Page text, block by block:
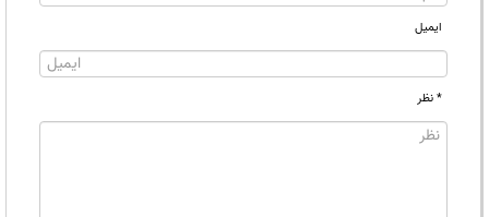
ایمیل
* نظر